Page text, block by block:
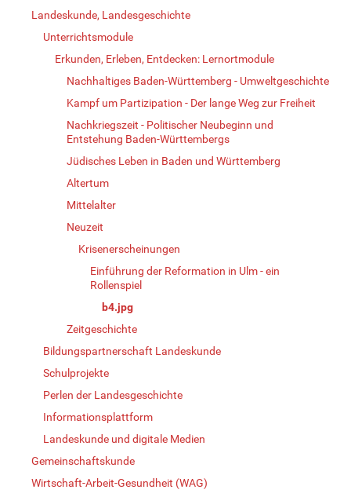
Landeskunde, Landesgeschichte
Unterrichtsmodule
Erkunden, Erleben, Entdecken: Lernortmodule
Nachhaltiges Baden-Württemberg - Umweltgeschichte
Kampf um Partizipation - Der lange Weg zur Freiheit
Nachkriegszeit - Politischer Neubeginn und
Entstehung Baden-Württembergs
Jüdisches Leben in Baden und Württemberg
Altertum
Mittelalter
Neuzeit
Krisenerscheinungen
Einführung der Reformation in Ulm - ein
Rollenspiel
b4.jpg
Zeitgeschichte
Bildungspartnerschaft Landeskunde
Schulprojekte
Perlen der Landesgeschichte
Informationsplattform
Landeskunde und digitale Medien
Gemeinschaftskunde
Wirtschaft-Arbeit-Gesundheit (WAG)